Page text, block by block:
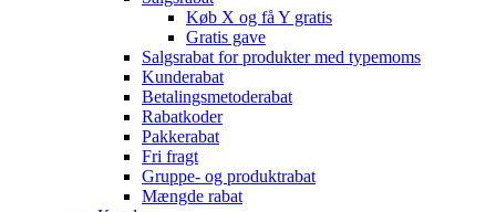
Køb X og få Y gratis
Gratis gave
Salgsrabat for produkter med typemoms
Kunderabat
Betalingsmetoderabat
Rabatkoder
Pakkerabat
Fri fragt
Gruppe- og produktrabat
Mængde rabat